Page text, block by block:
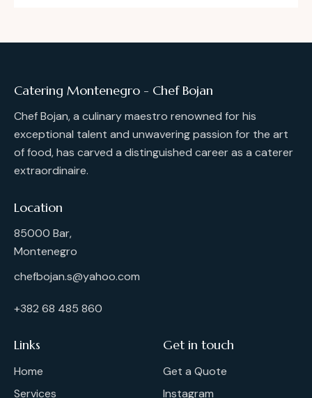
Catering Montenegro - Chef Bojan
Chef Bojan, a culinary maestro renowned for his
exceptional talent and unwavering passion for the art
of food, has carved a distinguished career as a caterer
extraordinaire.
Location
85000 Bar,
Montenegro
chefbojan.s@yahoo.com
+382 68 485 860
Links
Home
Services
Get in touch
Get a Quote
Instagram